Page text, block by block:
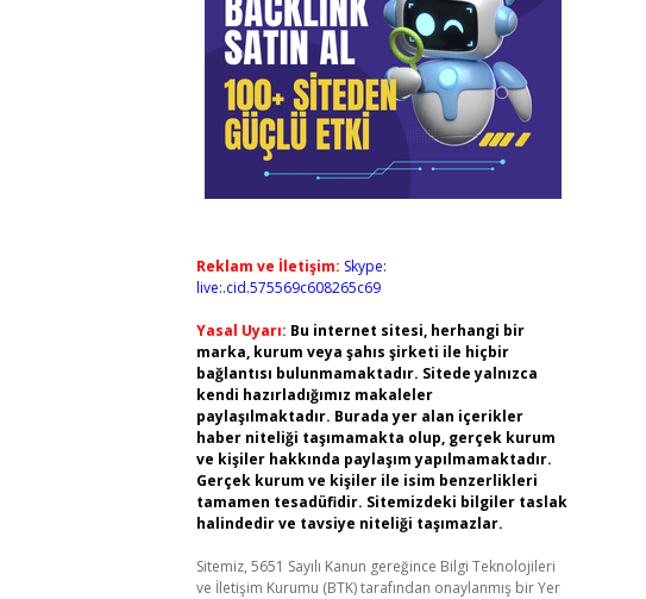
Reklam ve İletişim: Skype:
live:.cid.575569c608265c69
Yasal Uyarı: Bu internet sitesi, herhangi bir
marka, kurum veya şahıs şirketi ile hiçbir
bağlantısı bulunmamaktadır. Sitede yalnızca
kendi hazırladığımız makaleler
paylaşılmaktadır. Burada yer alan içerikler
haber niteliği taşımamakta olup, gerçek kurum
ve kişiler hakkında paylaşım yapılmamaktadır.
Gerçek kurum ve kişiler ile isim benzerlikleri
tamamen tesadüfidir. Sitemizdeki bilgiler taslak
halindedir ve tavsiye niteliği taşımazlar.
Sitemiz, 5651 Sayılı Kanun gereğince Bilgi Teknolojileri
ve İletişim Kurumu (BTK) tarafından onaylanmış bir Yer